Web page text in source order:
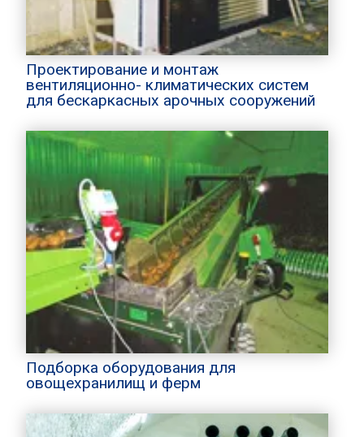
Проектирование и монтаж
вентиляционно- климатических систем
для бескаркасных арочных сооружений
Подборка оборудования для
овощехранилищ и ферм